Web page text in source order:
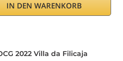
IN DEN WARENKORB
2022 Villa da Filicaja